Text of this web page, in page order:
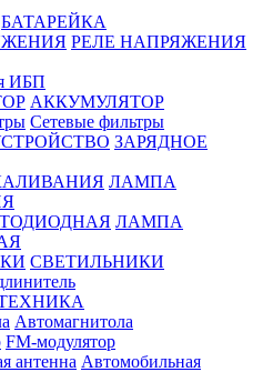
БАТАРЕЙКА
РЕЛЕ НАПРЯЖЕНИЯ
ИБП
АККУМУЛЯТОР
Сетевые фильтры
ЗАРЯДНОЕ
ЛАМПА
ЛАМПА
СВЕТИЛЬНИКИ
Автомагнитола
FM-модулятор
Автомобильная